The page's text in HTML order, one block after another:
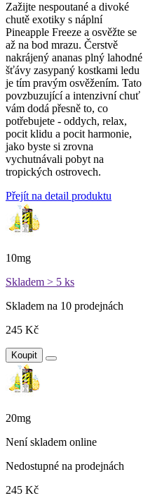
Zažijte nespoutané a divoké
chutě exotiky s náplní
Pineapple Freeze a osvěžte se
až na bod mrazu. Čerstvě
nakrájený ananas plný lahodné
šťávy zasypaný kostkami ledu
je tím pravým osvěžením. Tato
povzbuzující a intenzivní chuť
vám dodá přesně to, co
potřebujete - oddych, relax,
pocit klidu a pocit harmonie,
jako byste si zrovna
vychutnávali pobyt na
tropických ostrovech.
Přejít na detail produktu
10mg
Skladem > 5 ks
Skladem na 10 prodejnách
245 Kč
Koupit
20mg
Není skladem online
Nedostupné na prodejnách
245 Kč